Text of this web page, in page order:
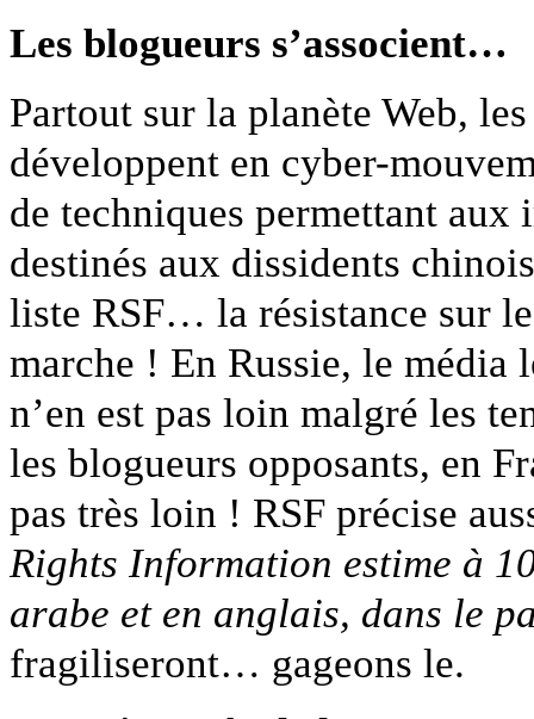
Les blogueurs s’associent…
Partout sur la planète Web,
développent en cyber-
de techniques permettant
destinés aux dissidents
liste RSF… la résistance sur
marche ! En Russie, le
n’en est pas loin malgré les
les blogueurs opposants, en
pas très loin ! RSF précise
Rights Information estime à
arabe et en anglais, dans le
fragiliseront… gageons le.